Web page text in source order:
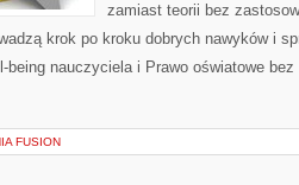
zamiast teorii bez
krok po kroku dobrych nawyków i
being nauczyciela i Prawo oświatowe
FUSION